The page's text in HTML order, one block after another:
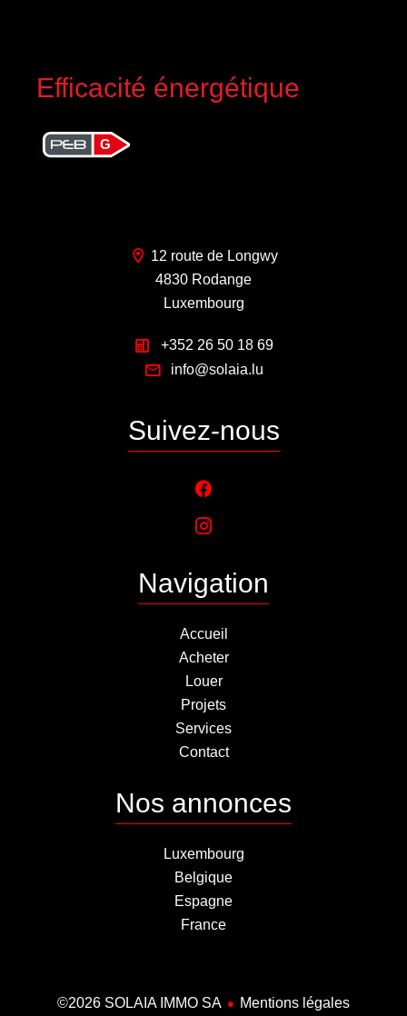
Efficacité énergétique
G
12 route de Longwy
4830 Rodange
Luxembourg
+352 26 50 18 69
info@solaia.lu
Suivez-nous
Navigation
Accueil
Acheter
Louer
Projets
Services
Contact
Nos annonces
Luxembourg
Belgique
Espagne
France
©2026 SOLAIA IMMO SA Mentions légales